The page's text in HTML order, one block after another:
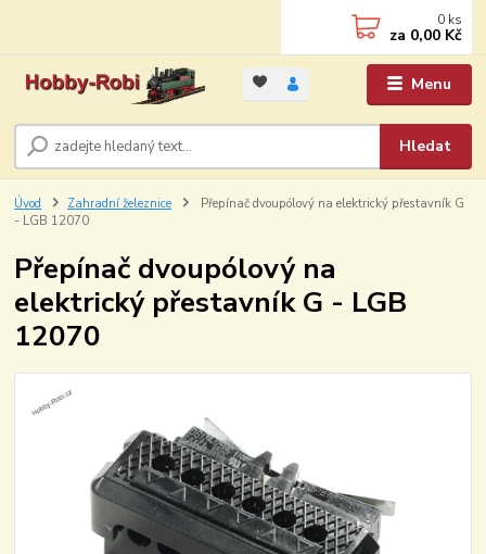
Menu
Hledat
0 ks
za 0,00 Kč
Úvod Zahradní železnice
Přepínač dvoupólový na elektrický přestavník G
- LGB 12070
Přepínač dvoupólový na
elektrický přestavník G - LGB
12070